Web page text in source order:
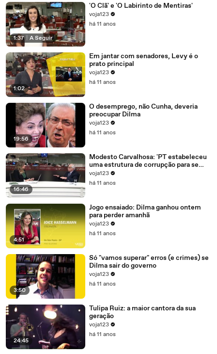
1:37 A Seguir
'O Clã' e 'O Labirinto de Mentiras'
voja123
há 11 anos
1:02
Em jantar com senadores, Levy é o
prato principal
voja123
há 11 anos
19:56
O desemprego, não Cunha, deveria
preocupar Dilma
voja123
há 11 anos
16:46
Modesto Carvalhosa: 'PT estabeleceu
uma estrutura de corrupção para se
manter no poder'
voja123
há 11 anos
4:51
Jogo ensaiado: Dilma ganhou ontem
para perder amanhã
voja123
há 11 anos
3:50
Só "vamos superar" erros (e crimes) se
Dilma sair do governo
voja123
há 11 anos
24:45
Tulipa Ruiz: a maior cantora da sua
geração
voja123
há 11 anos